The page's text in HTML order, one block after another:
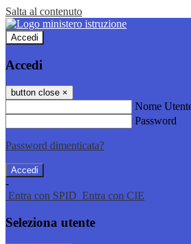
Salta al contenuto
Accedi
Accedi
button close ×
Nome
Password
Password dimenticata?
-
Entra con SPID Entra con CIE
Seleziona utente